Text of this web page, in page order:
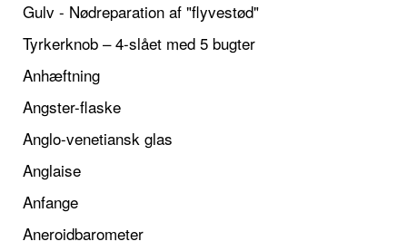
Gulv - Nødreparation af "flyvestød"
Tyrkerknob – 4-slået med 5 bugter
Anhæftning
Angster-flaske
Anglo-venetiansk glas
Anglaise
Anfange
Aneroidbarometer